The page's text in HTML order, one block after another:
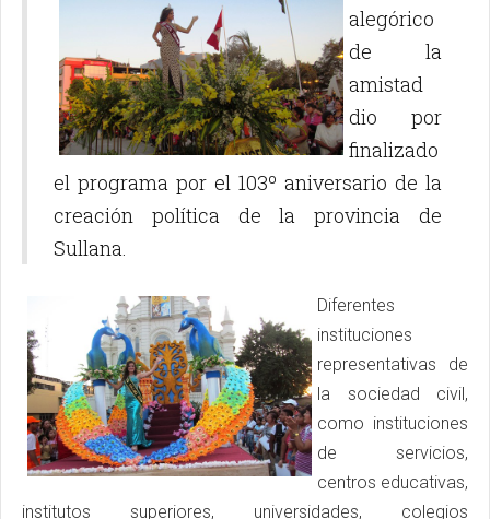
alegórico
de la
amistad
dio por
finalizado
el programa por el 103º aniversario de la
creación política de la provincia de
Sullana.
Diferentes
instituciones
representativas de
la sociedad civil,
como instituciones
de servicios,
centros educativas,
institutos superiores, universidades, colegios